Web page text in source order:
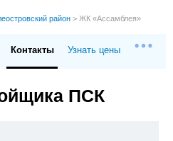
район > ЖК «Ассамблея»
Контакты Узнать цены
ПСК